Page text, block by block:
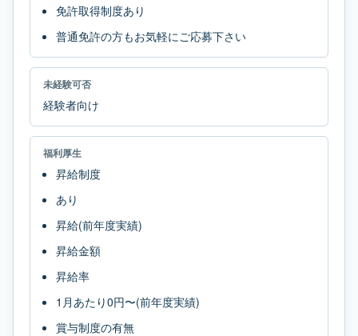
免許取得制度あり
普通免許の方もお気軽にご応募下さい
未経験可否
経験者向け
福利厚生
昇給制度
あり
昇給(前年度実績)
昇給金額
昇給率
1月あたり0円〜(前年度実績)
賞与制度の有無